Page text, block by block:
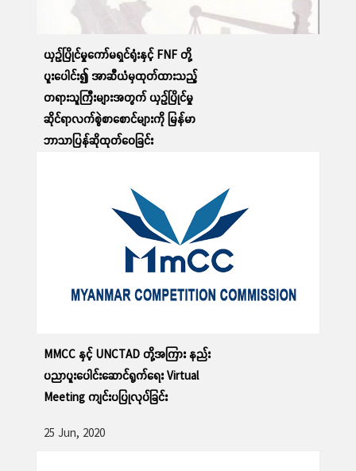
ယှဉ်ပြိုင်မှုကော်မရှင်ရုံးနှင့် FNF တို့
ပူးပေါင်း၍ အာဆီယံမှထုတ်ထားသည့်
တရားသူကြီးများအတွက် ယှဉ်ပြိုင်မှု
ဆိုင်ရာလက်စွဲစာစောင်များကို မြန်မာ
ဘာသာပြန်ဆိုထုတ်ဝေခြင်း
ဆက်လက်ဖတ်ရှု့ရန်
MMCC နှင့် UNCTAD တို့အကြား နည်း
ပညာပူးပေါင်းဆောင်ရွက်ရေး Virtual
Meeting ကျင်းပပြုလုပ်ခြင်း
25 Jun, 2020